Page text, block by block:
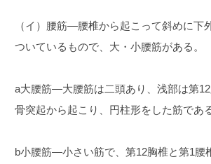
（イ）腰筋―腰椎から起こって斜めに
ついているもので、大・小腰筋がある。
a大腰筋―大腰筋は二頭あり、浅部は第
骨突起から起こり、円柱形をした筋であ
b小腰筋―小さい筋で、第12胸椎と第1腰